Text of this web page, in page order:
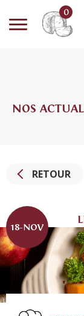
0
NOS
RETOUR
18-NOV